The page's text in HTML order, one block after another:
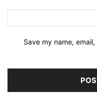
Save my name,